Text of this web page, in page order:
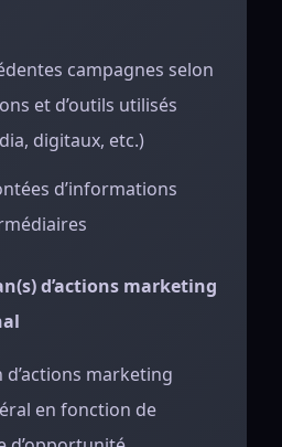
campagnes selon
et d’outils utilisés
digitaux, etc.)
d’informations
d’actions marketing
marketing
en fonction de